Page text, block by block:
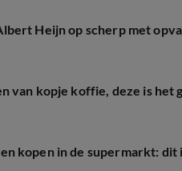
Heijn op scherp met
van kopje koffie, deze is het
kopen in de supermarkt: dit